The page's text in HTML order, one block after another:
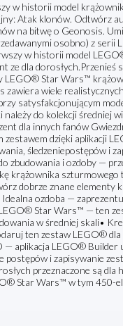
w historii model
Atak klonów. Odtwórz
na bitwę o Geonosis.
osobno) z
w historii model
ze dla
LEGO® Star Wars™
zawiera wiele
satysfakcjonującym
należy do kolekcji średniej
dla innych fanów
zestawem dzięki aplikacji
śledzeniepostępów i
zbudowania i ozdoby —
krążownika szturmowego
dobrze znane elementy
ozdoba —
Star Wars™ — ten
w średniej skali•
ten zestaw LEGO®
— aplikacja LEGO® Builder
postępów i zapisywanie
przeznaczone są dla
Star Wars™ w tym 450-